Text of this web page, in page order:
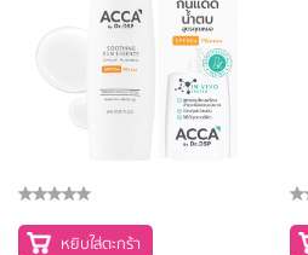
หยิบใส่ตะกร้า